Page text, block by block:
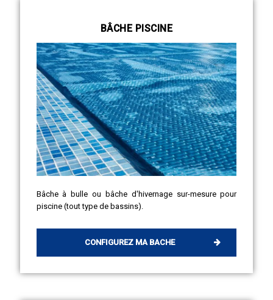
BÂCHE PISCINE
Bâche à bulle ou bâche d'hivernage sur-mesure pour
piscine (tout type de bassins).
CONFIGUREZ MA BACHE